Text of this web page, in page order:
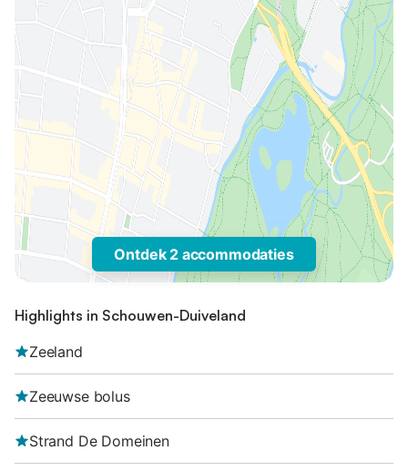
Ontdek 2 accommodaties
Highlights in Schouwen-Duiveland
Zeeland
Zeeuwse bolus
Strand De Domeinen